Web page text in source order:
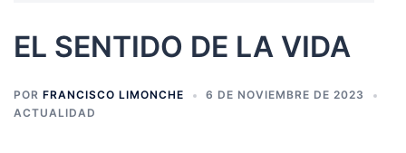
EL SENTIDO DE LA VIDA
POR FRANCISCO LIMONCHE
6 DE NOVIEMBRE DE 2023
ACTUALIDAD